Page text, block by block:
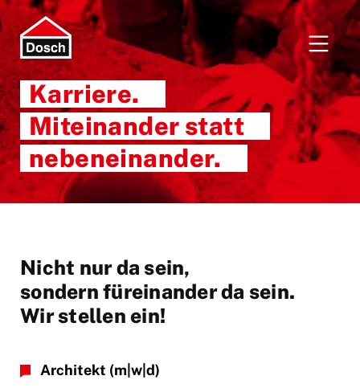
Karriere.
Miteinander statt
nebeneinander.
Nicht nur da sein,
sondern füreinander da sein.
Wir stellen ein!
Architekt (m|w|d)